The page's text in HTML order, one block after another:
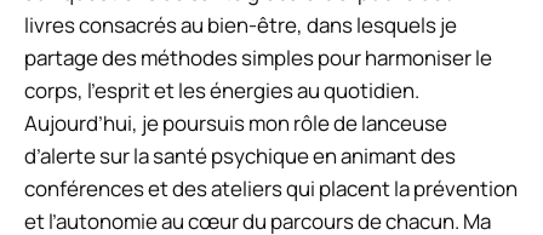
livres consacrés au bien-être, dans lesquels je
partage des méthodes simples pour harmoniser le
corps, l’esprit et les énergies au quotidien.
Aujourd’hui, je poursuis mon rôle de lanceuse
d’alerte sur la santé psychique en animant des
conférences et des ateliers qui placent la prévention
et l’autonomie au cœur du parcours de chacun. Ma